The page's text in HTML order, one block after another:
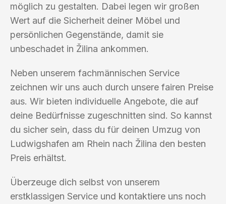
möglich zu gestalten. Dabei legen wir großen
Wert auf die Sicherheit deiner Möbel und
persönlichen Gegenstände, damit sie
unbeschadet in Žilina ankommen.
Neben unserem fachmännischen Service
zeichnen wir uns auch durch unsere fairen Preise
aus. Wir bieten individuelle Angebote, die auf
deine Bedürfnisse zugeschnitten sind. So kannst
du sicher sein, dass du für deinen Umzug von
Ludwigshafen am Rhein nach Žilina den besten
Preis erhältst.
Überzeuge dich selbst von unserem
erstklassigen Service und kontaktiere uns noch